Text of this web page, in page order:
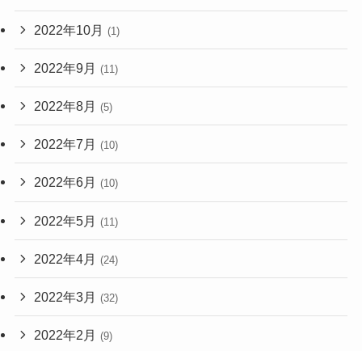
2022年10月 (1)
2022年9月 (11)
2022年8月 (5)
2022年7月 (10)
2022年6月 (10)
2022年5月 (11)
2022年4月 (24)
2022年3月 (32)
2022年2月 (9)